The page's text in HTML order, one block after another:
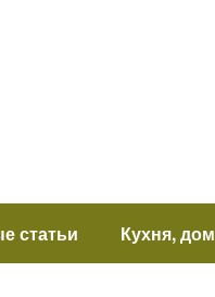
статьи Кухня, дом